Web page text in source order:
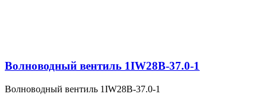
Волноводный вентиль 1IW28B-37.0-1
Волноводный вентиль 1IW28B-37.0-1